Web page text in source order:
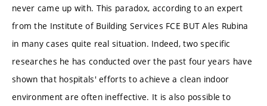
never came up with. This paradox, according to an expert
from the Institute of Building Services FCE BUT Ales Rubina
in many cases quite real situation. Indeed, two specific
researches he has conducted over the past four years have
shown that hospitals' efforts to achieve a clean indoor
environment are often ineffective. It is also possible to